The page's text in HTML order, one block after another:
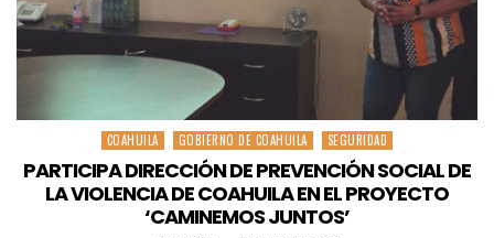
Posted
COAHUILA GOBIERNO DE COAHUILA SEGURIDAD
PARTICIPA DIRECCIÓN DE PREVENCIÓN SOCIAL DE
LA VIOLENCIA DE COAHUILA EN EL PROYECTO
‘CAMINEMOS JUNTOS’